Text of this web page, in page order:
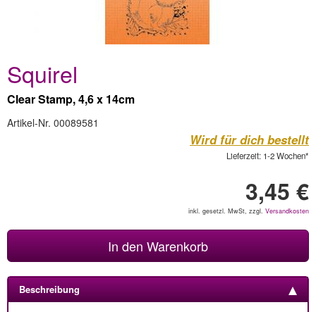
Squirel
Clear Stamp, 4,6 x 14cm
Artikel-Nr. 00089581
Wird für dich bestellt
Lieferzeit: 1-2 Wochen*
3,45 €
inkl. gesetzl. MwSt, zzgl. Versandkosten
In den Warenkorb
Beschreibung